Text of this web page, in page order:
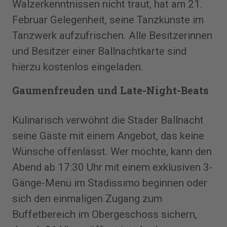
Walzerkenntnissen nicht traut, hat am 21.
Februar Gelegenheit, seine Tanzkünste im
Tanzwerk aufzufrischen. Alle Besitzerinnen
und Besitzer einer Ballnachtkarte sind
hierzu kostenlos eingeladen.
Gaumenfreuden und Late-Night-Beats
Kulinarisch verwöhnt die Stader Ballnacht
seine Gäste mit einem Angebot, das keine
Wünsche offenlässt. Wer möchte, kann den
Abend ab 17:30 Uhr mit einem exklusiven 3-
Gänge-Menü im Stadissimo beginnen oder
sich den einmaligen Zugang zum
Buffetbereich im Obergeschoss sichern,